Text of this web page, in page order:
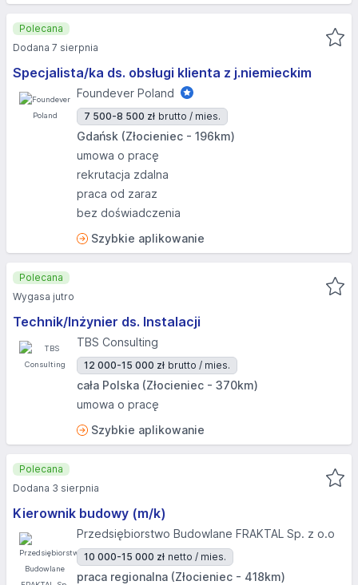
Specjalista/ka ds. obsługi klienta z j.niemieckim
Foundever Poland
7 500-8 500 zł brutto / mies.
Gdańsk (Złocieniec - 196km)
umowa o pracę
rekrutacja zdalna
praca od zaraz
bez doświadczenia
Szybkie aplikowanie
Polecana
Dodana 7 sierpnia
Technik/Inżynier ds. Instalacji
TBS Consulting
12 000-15 000 zł brutto / mies.
cała Polska (Złocieniec - 370km)
umowa o pracę
Szybkie aplikowanie
Polecana
Wygasa jutro
Kierownik budowy (m/k)
Przedsiębiorstwo Budowlane FRAKTAL Sp. z o.o
10 000-15 000 zł netto / mies.
praca regionalna (Złocieniec - 418km)
Polecana
Dodana 3 sierpnia